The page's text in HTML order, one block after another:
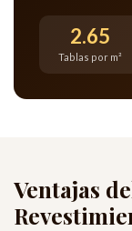
2.65
Tablas por m²
Ventajas